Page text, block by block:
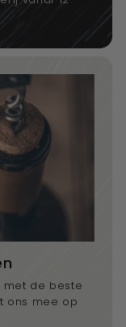
met de beste
ons mee op